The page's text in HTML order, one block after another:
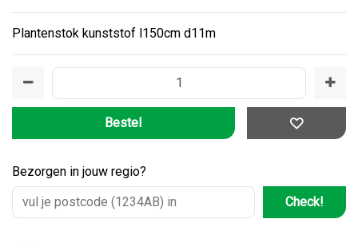
Plantenstok kunststof l150cm d11m
Bezorgen in jouw regio?
Check!